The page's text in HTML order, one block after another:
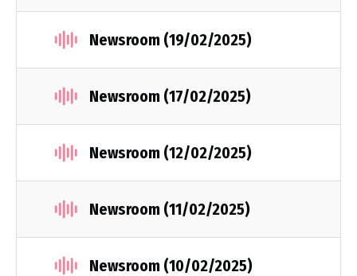
Newsroom (19/02/2025)
Newsroom (17/02/2025)
Newsroom (12/02/2025)
Newsroom (11/02/2025)
Newsroom (10/02/2025)